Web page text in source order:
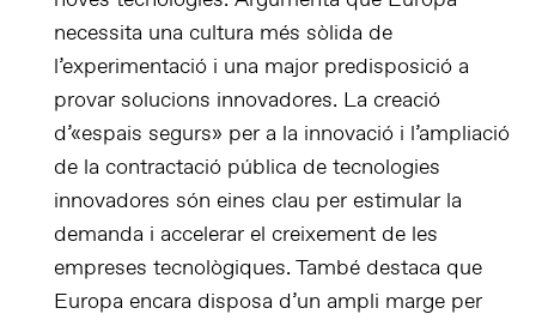
necessita una cultura més sòlida de
l’experimentació i una major predisposició a
provar solucions innovadores. La creació
d’«espais segurs» per a la innovació i l’ampliació
de la contractació pública de tecnologies
innovadores són eines clau per estimular la
demanda i accelerar el creixement de les
empreses tecnològiques. També destaca que
Europa encara disposa d’un ampli marge per